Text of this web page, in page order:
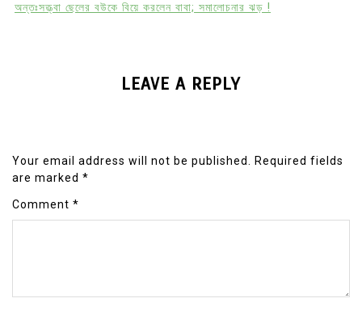
অন্তঃসত্ত্বা ছেলের বউকে বিয়ে করলেন বাবা; সমালোচনার ঝড় !
LEAVE A REPLY
Your email address will not be published. Required fields
are marked *
Comment *